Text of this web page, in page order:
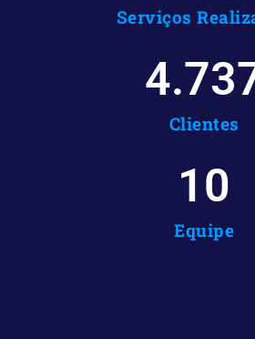
Serviços
Clientes
Equipe
10